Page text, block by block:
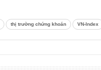
thị trường chứng khoán VN-Index